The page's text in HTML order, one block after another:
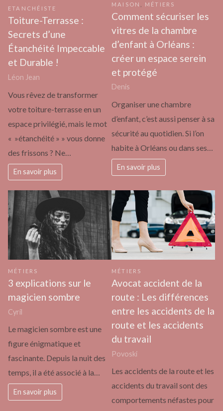
ETANCHÉISTE
Toiture-Terrasse :
Secrets d’une
Étanchéité Impeccable
et Durable !
Léon Jean
Vous rêvez de transformer
votre toiture-terrasse en un
espace privilégié, mais le mot
« »étanchéité » » vous donne
des frissons ? Ne…
En savoir plus
MAISON MÉTIERS
Comment sécuriser les
vitres de la chambre
d’enfant à Orléans :
créer un espace serein
et protégé
Denis
Organiser une chambre
d’enfant, c’est aussi penser à sa
sécurité au quotidien. Si l’on
habite à Orléans ou dans ses…
En savoir plus
MÉTIERS
3 explications sur le
magicien sombre
Cyril
Le magicien sombre est une
figure énigmatique et
fascinante. Depuis la nuit des
temps, il a été associé à la…
En savoir plus
MÉTIERS
Avocat accident de la
route : Les différences
entre les accidents de la
route et les accidents
du travail
Povoski
Les accidents de la route et les
accidents du travail sont des
comportements néfastes pour